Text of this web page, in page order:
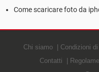
Come scaricare foto da
Chi siamo Condizioni
Contatti